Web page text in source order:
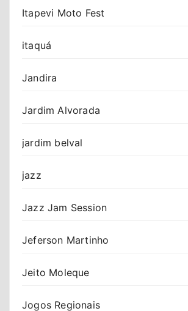
Itapevi Moto Fest
itaquá
Jandira
Jardim Alvorada
jardim belval
jazz
Jazz Jam Session
Jeferson Martinho
Jeito Moleque
Jogos Regionais